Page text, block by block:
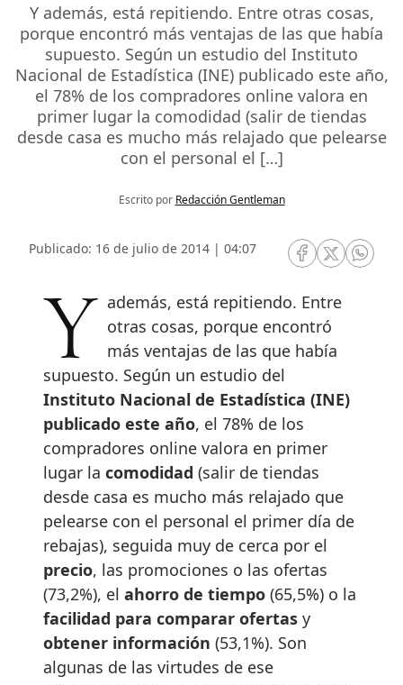
Y además, está repitiendo. Entre otras cosas,
porque encontró más ventajas de las que había
supuesto. Según un estudio del Instituto
Nacional de Estadística (INE) publicado este año,
el 78% de los compradores online valora en
primer lugar la comodidad (salir de tiendas
desde casa es mucho más relajado que pelearse
con el personal el […]
Escrito por Redacción Gentleman
Publicado: 16 de julio de 2014 | 04:07
RRSS Facebook
RRSSRRSS
Y además, está repitiendo. Entre
otras cosas, porque encontró
más ventajas de las que había
supuesto. Según un estudio del
Instituto Nacional de Estadística (INE)
publicado este año, el 78% de los
compradores online valora en primer
lugar la comodidad (salir de tiendas
desde casa es mucho más relajado que
pelearse con el personal el primer día de
rebajas), seguida muy de cerca por el
precio, las promociones o las ofertas
(73,2%), el ahorro de tiempo (65,5%) o la
facilidad para comparar ofertas y
obtener información (53,1%). Son
algunas de las virtudes de ese